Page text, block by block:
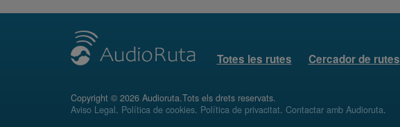
Totes les rutes Cercador de rutes
Copyright © 2026 Audioruta.Tots els drets reservats.
Aviso Legal. Política de cookies. Política de privacitat. Contactar amb Audioruta.